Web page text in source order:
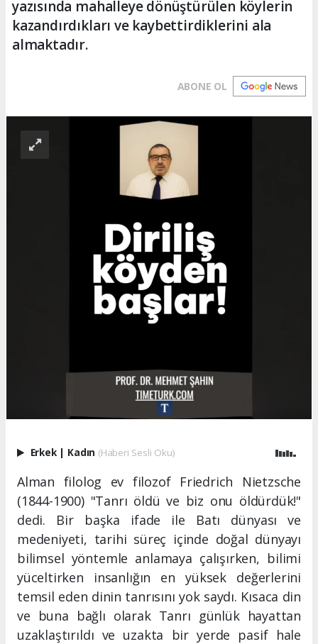
yazısında mahalleye dönüştürülen köylerin
kazandırdıkları ve kaybettirdiklerini ala
almaktadır.
ABONE OL
Erkek | Kadın (Haberi Sesli Oku)
Alman filolog ev filozof Friedrich Nietzsche
(1844-1900) "Tanrı öldü ve biz onu öldürdük!"
dedi. Bir başka ifade ile Batı dünyası ve
medeniyeti, tarihi süreç içinde doğal dünyayı
bilimsel yöntemle anlamaya çalışırken, bilimi
yüceltirken insanlığın en yüksek değerlerini
temsil eden dinin tanrısını yok saydı. Kısaca din
ve buna bağlı olarak Tanrı günlük hayattan
uzaklaştırıldı ve uzakta bir yerde pasif hale